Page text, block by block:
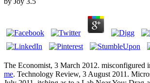
The Economist, 3 March 2012. misconfigured
me. Technology Review, 3 August 2011.